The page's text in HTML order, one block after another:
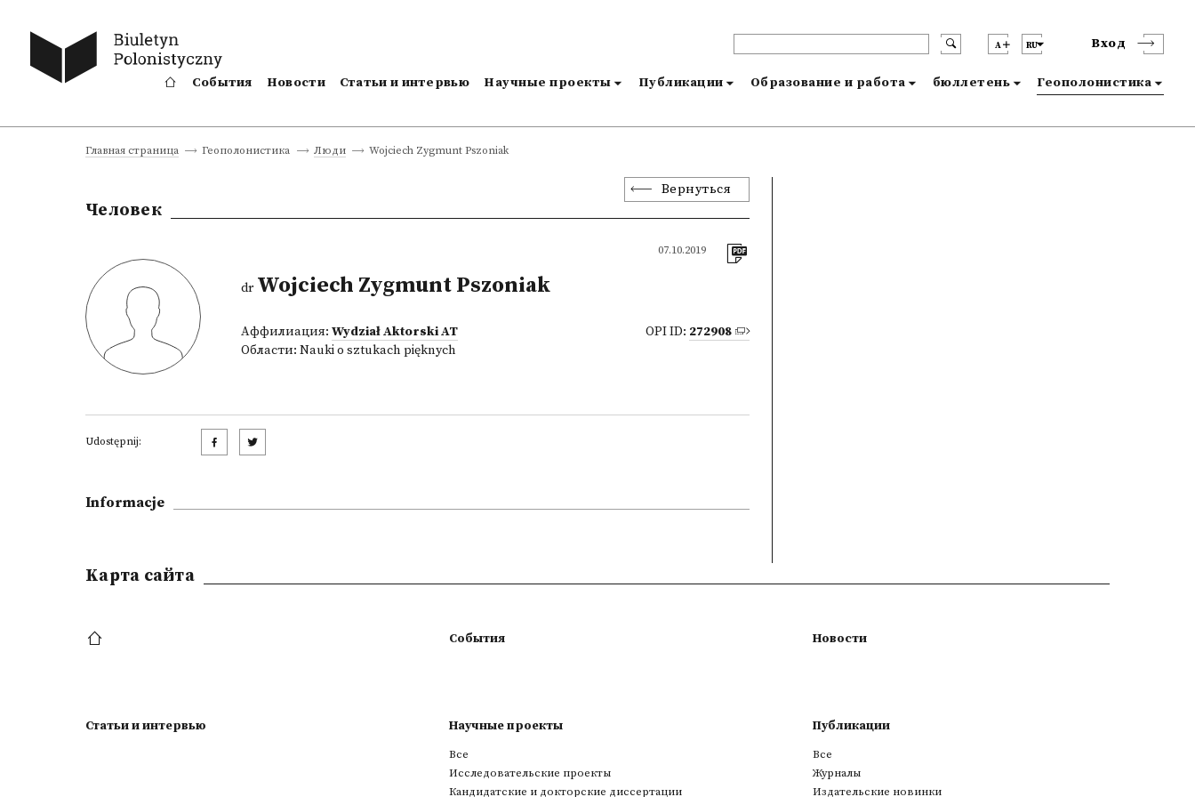
A RU Вход
События Новости Статьи и интервью Научные проекты Публикации Образование и работа бюллетень Геополонистика
Главная страница Геополонистика Люди Wojciech Zygmunt Pszoniak
Вернуться
Человек
07.10.2019
drWojciech Zygmunt Pszoniak
Аффилиация: Wydział Aktorski AT
Области: Nauki o sztukach pięknych
OPI ID: 272908
Udostępnij:
Informacje
Kарта сайта
События Новости
Статьи и интервью Научные проекты
Все
Исследовательские проекты
Кандидатские и докторские диссертации
Публикации
Все
Журналы
Издательские новинки